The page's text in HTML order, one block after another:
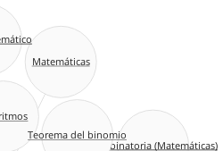
Combinatoria (Matemáticas)
Matemáticas
Teorema del binomio